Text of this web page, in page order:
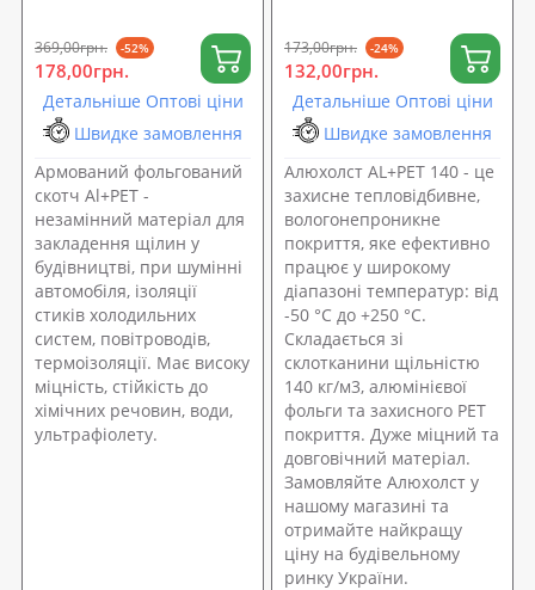
369,00грн. -52%
178,00грн.
Детальніше Оптові ціни
Швидке замовлення
Армований фольгований
скотч Al+PET -
незамінний матеріал для
закладення щілин у
будівництві, при шумінні
автомобіля, ізоляції
стиків холодильних
систем, повітроводів,
термоізоляції. Має високу
міцність, стійкість до
хімічних речовин, води,
ультрафіолету.
173,00грн. -24%
132,00грн.
Детальніше Оптові ціни
Швидке замовлення
Алюхолст AL+PET 140 - це
захисне тепловідбивне,
вологонепроникне
покриття, яке ефективно
працює у широкому
діапазоні температур: від
-50 °С до +250 °С.
Складається зі
склотканини щільністю
140 кг/м3, алюмінієвої
фольги та захисного PET
покриття. Дуже міцний та
довговічний матеріал.
Замовляйте Алюхолст у
нашому магазині та
отримайте найкращу
ціну на будівельному
ринку України.